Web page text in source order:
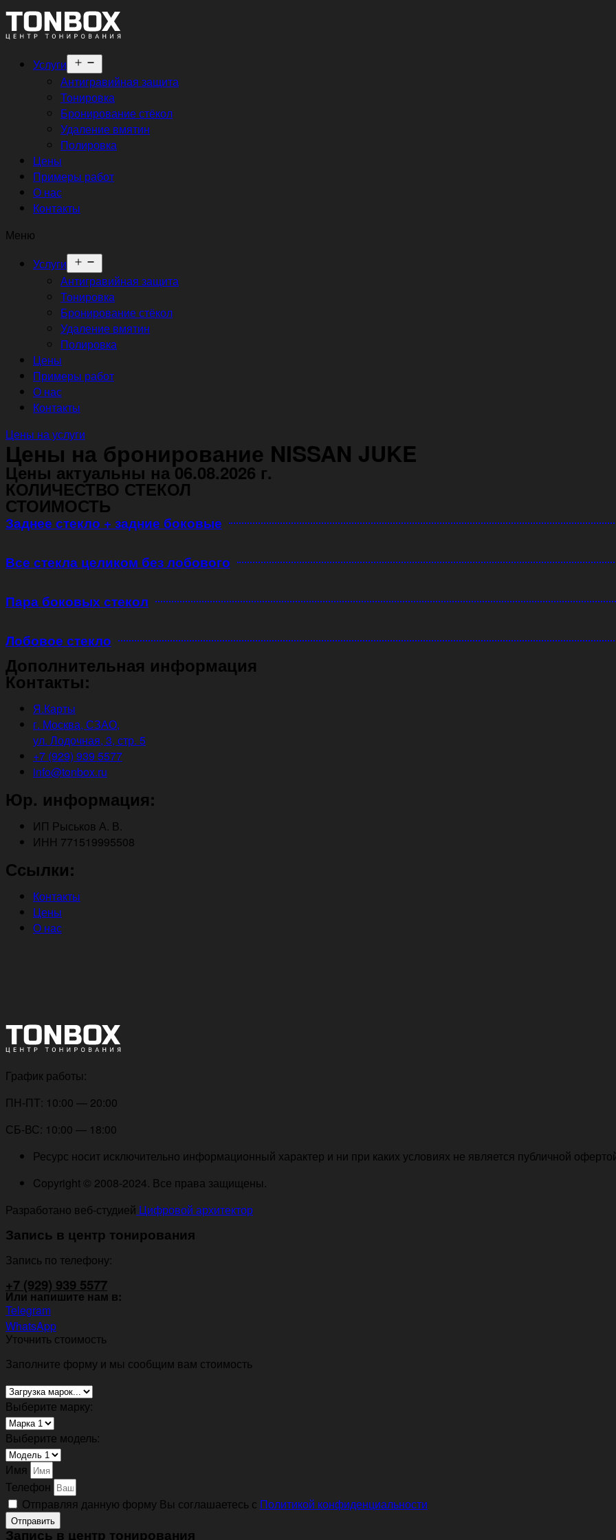
Услуги
меню
Антигравийная защита
Тонировка
Бронирование стёкол
Удаление вмятин
Полировка
Цены
Примеры работ
О нас
Контакты
Меню
Услуги
меню
Антигравийная защита
Тонировка
Бронирование стёкол
Удаление вмятин
Полировка
Цены
Примеры работ
О нас
Контакты
Цены на услуги
Цены на бронирование NISSAN JUKE
Цены актуальны на 06.08.2026 г.
КОЛИЧЕСТВО СТЕКОЛ
СТОИМОСТЬ
Заднее стекло + задние боковые
Все стекла целиком без лобового
Пара боковых стекол
Лобовое стекло
Дополнительная информация
Контакты:
Я.Карты
г. Москва, СЗАО,
ул. Лодочная, 3, стр. 5
+7 (929) 939 5577
info@tonbox.ru
Юр. информация:
ИП Рыськов А. В.
ИНН 771519995508
Ссылки:
Контакты
Цены
О нас
График работы:
ПН-ПТ: 10:00 — 20:00
СБ-ВС: 10:00 — 18:00
Ресурс носит исключительно информационный характер и ни при каких условиях не является публичной
Copyright © 2008-2024. Все права защищены.
Разработано веб-студией Цифровой архитектор
Запись в центр тонирования
Запись по телефону:
+7 (929) 939 5577
Или напишите нам в:
Telegram
WhatsApp
Уточнить стоимость
Заполните форму и мы сообщим вам стоимость
Выберите марку:
Выберите модель:
Имя
Телефон
Отправляя данную форму Вы соглашаетесь с Политикой конфиденциальности
Отправить
Запись в центр тонирования